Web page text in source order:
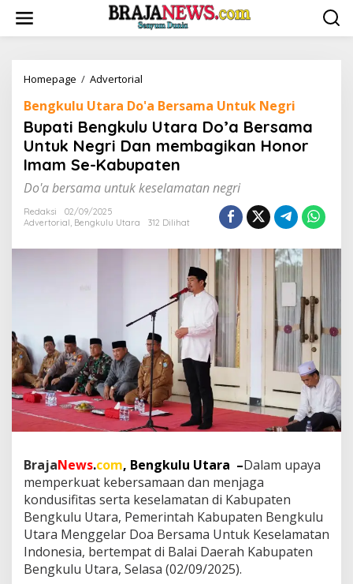
w
Homepage / Advertorial
p
a
t
i
B
n
l
r
a
D
o
'
a
B
e
r
a
m
a
U
n
t
u
N
Bengkulu Utara Do'a Bersama Untuk Negri
Bupati Bengkulu Utara Do’a Bersama
Untuk Negri Dan membagikan Honor
Imam Se-Kabupaten
Do'a bersama untuk keselamatan negri
Redaksi
02/09/2025
Advertorial, Bengkulu Utara 312 Dilihat
BrajaNews.com, Bengkulu Utara –Dalam upaya
memperkuat kebersamaan dan menjaga
kondusifitas serta keselamatan di Kabupaten
Bengkulu Utara, Pemerintah Kabupaten Bengkulu
Utara Menggelar Doa Bersama Untuk Keselamatan
Indonesia, bertempat di Balai Daerah Kabupaten
Bengkulu Utara, Selasa (02/09/2025).